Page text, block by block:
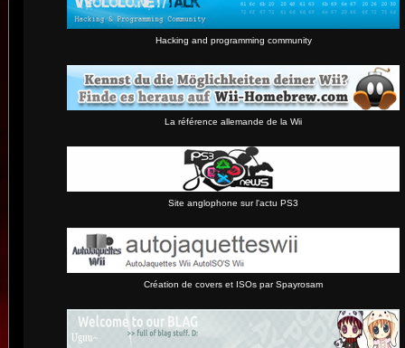
Hacking and programming community
La référence allemande de la Wii
Site anglophone sur l'actu PS3
Création de covers et ISOs par Spayrosam